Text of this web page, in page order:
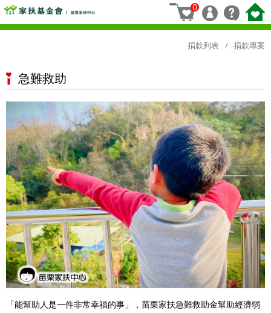
0
捐款列表 捐款專案
急難救助
「能幫助人是一件非常幸福的事」，苗栗家扶急難救助金幫助經濟弱